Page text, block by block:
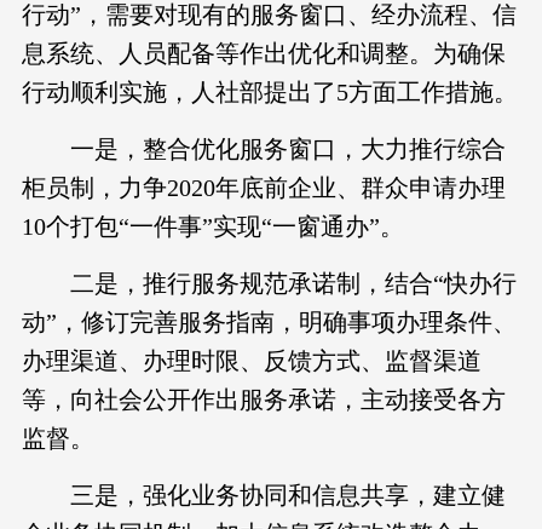
行动”，需要对现有的服务窗口、经办流程、信
息系统、人员配备等作出优化和调整。为确保
行动顺利实施，人社部提出了5方面工作措施。
一是，整合优化服务窗口，大力推行综合
柜员制，力争2020年底前企业、群众申请办理
10个打包“一件事”实现“一窗通办”。
二是，推行服务规范承诺制，结合“快办行
动”，修订完善服务指南，明确事项办理条件、
办理渠道、办理时限、反馈方式、监督渠道
等，向社会公开作出服务承诺，主动接受各方
监督。
三是，强化业务协同和信息共享，建立健